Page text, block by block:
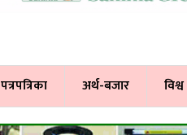
पत्रपत्रिका अर्थ-बजार विश्व